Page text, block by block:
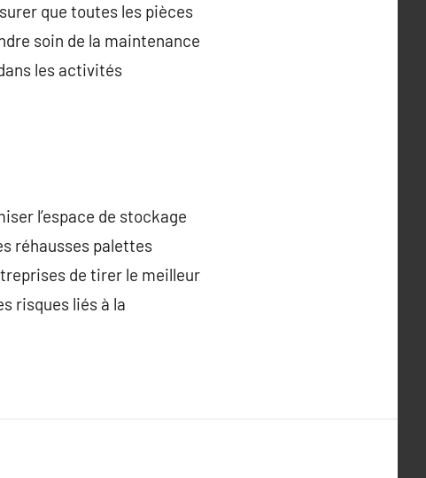
que toutes les pièces
soin de la maintenance
les activités
l’espace de stockage
réhausses palettes
de tirer le meilleur
risques liés à la